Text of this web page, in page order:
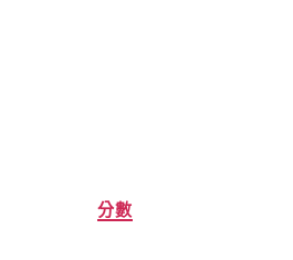
分
類
分數